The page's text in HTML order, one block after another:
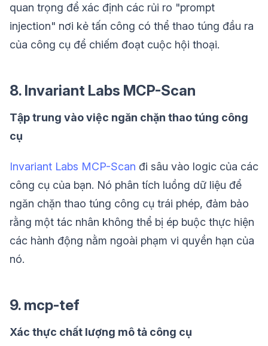
quan trọng để xác định các rủi ro "prompt
injection" nơi kẻ tấn công có thể thao túng đầu ra
của công cụ để chiếm đoạt cuộc hội thoại.
8. Invariant Labs MCP-Scan
Tập trung vào việc ngăn chặn thao túng công
cụ
Invariant Labs MCP-Scan đi sâu vào logic của các
công cụ của bạn. Nó phân tích luồng dữ liệu để
ngăn chặn thao túng công cụ trái phép, đảm bảo
rằng một tác nhân không thể bị ép buộc thực hiện
các hành động nằm ngoài phạm vi quyền hạn của
nó.
9. mcp-tef
Xác thực chất lượng mô tả công cụ